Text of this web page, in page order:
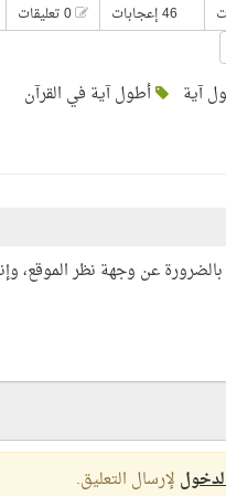
46 إعجابات
آية
أطول آية في القرآن
بالضرورة عن وجهة نظر الموقع،
لإرسال التعليق.